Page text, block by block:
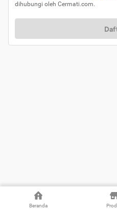
Beranda
dihubungi oleh Cermati.com.